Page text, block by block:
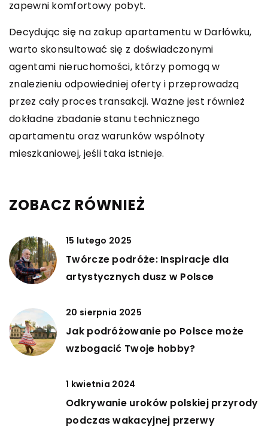
zapewni komfortowy pobyt.
Decydując się na zakup apartamentu w Darłówku,
warto skonsultować się z doświadczonymi
agentami nieruchomości, którzy pomogą w
znalezieniu odpowiedniej oferty i przeprowadzą
przez cały proces transakcji. Ważne jest również
dokładne zbadanie stanu technicznego
apartamentu oraz warunków wspólnoty
mieszkaniowej, jeśli taka istnieje.
ZOBACZ RÓWNIEŻ
15 lutego 2025
Twórcze podróże: Inspiracje dla
artystycznych dusz w Polsce
20 sierpnia 2025
Jak podróżowanie po Polsce może
wzbogacić Twoje hobby?
1 kwietnia 2024
Odkrywanie uroków polskiej przyrody
podczas wakacyjnej przerwy